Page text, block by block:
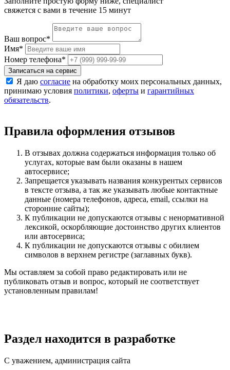
свяжется с вами в течение 15 минут
Ваш вопрос*
Имя*
Номер телефона*
Записаться на сервис
Я даю согласие на обработку моих персональных данных,
принимаю условия политики, оферты и гарантийных
обязательств.
Правила оформления отзывов
В отзывах должна содержаться информация только об
услугах, которые вам были оказаны в нашем
автосервисе;
Запрещается указывать названия конкурентых сервисов
в тексте отзыва, а так же указывать любые контактные
данные (номера телефонов, адреса, email, ссылки на
сторонние сайты);
К публикации не допускаются отзывы с ненормативной
лексикой, оскорбляющие достоинство других клиентов
или автосервиса;
К публикации не допускаются отзывы с обилием
символов в верхнем регистре (заглавных букв).
Мы оставляем за собой право редактировать или не
публиковать отзыв и вопрос, который не соответствует
установленным правилам!
Раздел находится в разработке
С уважением, администрация сайта